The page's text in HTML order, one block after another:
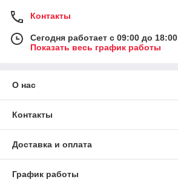
Контакты
Сегодня работает с 09:00 до 18:00
Показать весь график работы
О нас
Контакты
Доставка и оплата
График работы